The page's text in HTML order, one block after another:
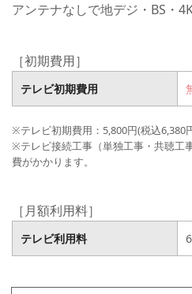
アンテナなしで地デジ・BS・
［初期費用］
テレビ初期費用
※テレビ初期費用：5,800円(税込6,380
※テレビ接続工事（単独工事・共聴工
費がかかります。
［月額利用料］
テレビ利用料